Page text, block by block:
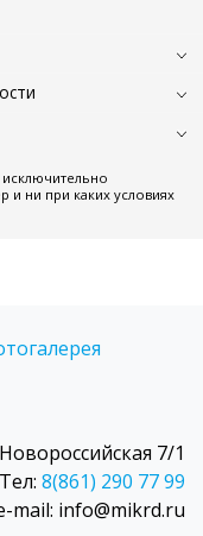
и ни при каких условиях
7/1
Тел: 8(861) 290 77 99
mail: info@mikrd.ru